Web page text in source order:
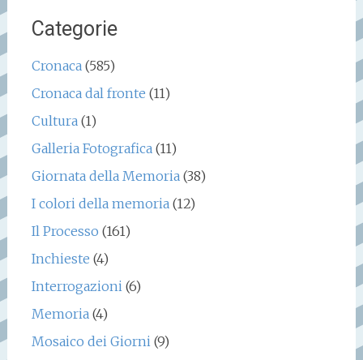
Categorie
Cronaca(585)
Cronaca dal fronte (11)
Cultura(1)
Galleria Fotografica(11)
Giornata della Memoria(38)
I colori della memoria(12)
Il Processo (161)
Inchieste (4)
Interrogazioni(6)
Memoria(4)
Mosaico dei Giorni(9)